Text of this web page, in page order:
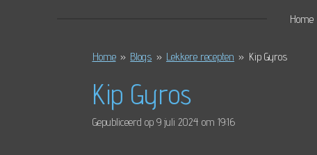
Home
Home » Blogs » Lekkere recepten » Kip Gyros
Kip Gyros
Gepubliceerd op 9 juli 2024 om 19:16